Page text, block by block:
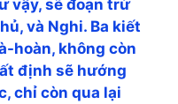
vậy, sẽ đoạn trừ
và Nghi. Ba kiết
hoàn, không còn
định sẽ hướng
chỉ còn qua lại